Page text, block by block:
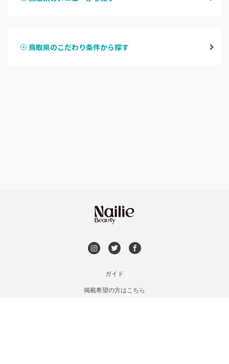
倉吉・三朝
ハンドスカルプ
鳥取県のこだわり条件から探す
ガイド
掲載希望の方はこちら